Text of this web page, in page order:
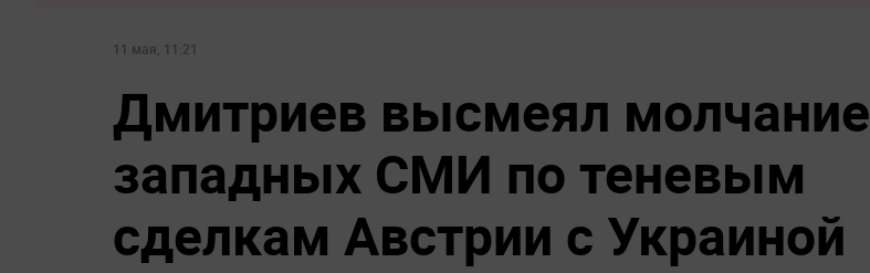
11 мая, 11:21
Дмитриев высмеял молчание
западных СМИ по теневым
сделкам Австрии с Украиной